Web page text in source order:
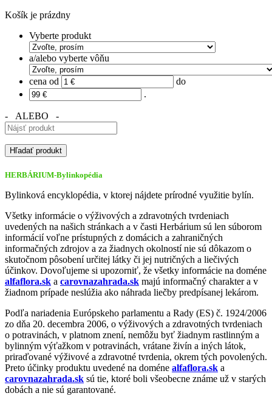
Košík je prázdny
Vyberte produkt
a/alebo vyberte vôňu
cena od
do
.
- ALEBO -
HERBÁRIUM-Bylinkopédia
Bylinková encyklopédia, v ktorej nájdete prírodné využitie bylín.
Všetky informácie o výživových a zdravotných tvrdeniach
uvedených na našich stránkach a v časti Herbárium sú len súborom
informácií voľne prístupných z domácich a zahraničných
informačných zdrojov a za žiadnych okolností nie sú dôkazom o
skutočnom pôsobení určitej látky či jej nutričných a liečivých
účinkov. Dovoľujeme si upozorniť, že všetky informácie na doméne
alfaflora.sk a carovnazahrada.sk majú informačný charakter a v
žiadnom prípade neslúžia ako náhrada liečby predpísanej lekárom.
Podľa nariadenia Európskeho parlamentu a Rady (ES) č. 1924/2006
zo dňa 20. decembra 2006, o výživových a zdravotných tvrdeniach
o potravinách, v platnom znení, nemôžu byť žiadnym rastlinným a
bylinným výťažkom v potravinách, vrátane živín a iných látok,
priraďované výživové a zdravotné tvrdenia, okrem tých povolených.
Preto účinky produktu uvedené na doméne alfaflora.sk a
carovnazahrada.sk sú tie, ktoré boli všeobecne známe už v starých
dobách a nie sú garantované.